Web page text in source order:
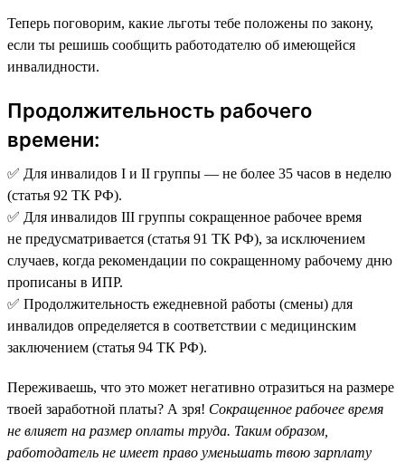
Теперь поговорим, какие льготы тебе положены по закону,
если ты решишь сообщить работодателю об имеющейся
инвалидности.
Продолжительность рабочего
времени:
✅ Для инвалидов I и II группы — не более 35 часов в неделю
(статья 92 ТК РФ).
✅ Для инвалидов III группы сокращенное рабочее время
не предусматривается (статья 91 ТК РФ), за исключением
случаев, когда рекомендации по сокращенному рабочему дню
прописаны в ИПР.
✅ Продолжительность ежедневной работы (смены) для
инвалидов определяется в соответствии с медицинским
заключением (статья 94 ТК РФ).
Переживаешь, что это может негативно отразиться на размере
твоей заработной платы? А зря! Сокращенное рабочее время
не влияет на размер оплаты труда. Таким образом,
работодатель не имеет право уменьшать твою зарплату